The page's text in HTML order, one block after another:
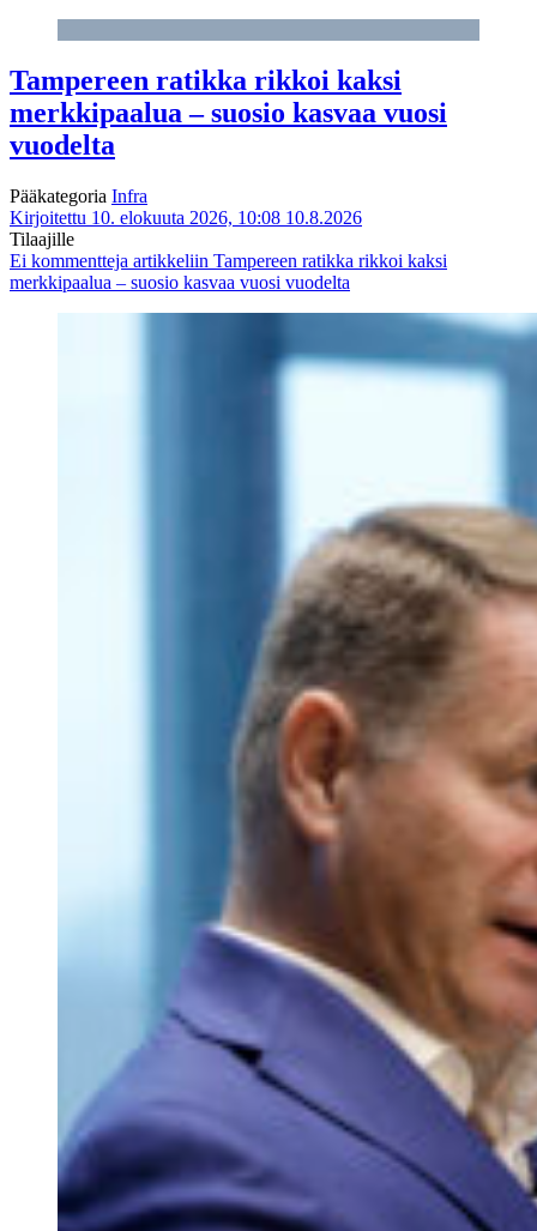
Tampereen ratikka rikkoi kaksi
merkkipaalua – suosio kasvaa vuosi
vuodelta
Pääkategoria Infra
Kirjoitettu 10. elokuuta 2026, 10:08 10.8.2026
Tilaajille
Ei kommentteja artikkeliin Tampereen ratikka rikkoi kaksi
merkkipaalua – suosio kasvaa vuosi vuodelta